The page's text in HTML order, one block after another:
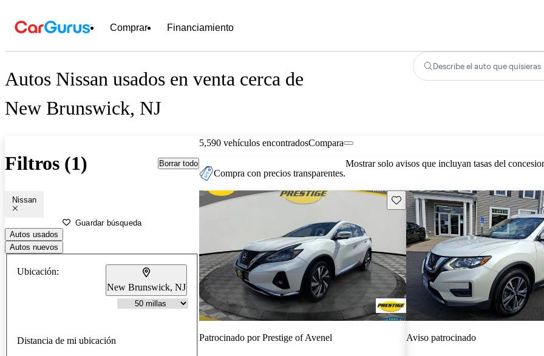
Comprar Financiamiento
Autos Nissan usados en venta cerca de
New Brunswick, NJ
Describe el auto que quisieras
Filtros (1) Borrar todo
Nissan
Guardar búsqueda
Autos usados
Autos nuevos
Ubicación:
New Brunswick, NJ
Distancia de mi ubicación
5,590 vehículos encontradosCompara
Compra con precios transparentes.
Mostrar solo avisos que incluyan tasas del
Guarda este Aviso
Patrocinado porPrestige of Avenel Aviso patrocinado